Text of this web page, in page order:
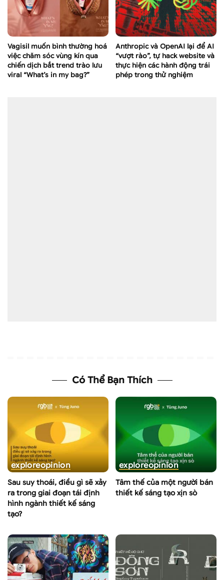
Vagisil muốn bình thường hoá
việc chăm sóc vùng kín qua
chiến dịch bắt trend trào lưu
viral “What’s in my bag?”
Anthropic và OpenAI lại để AI
“vượt rào”, tự hack website và
thực hiện các hành động trái
phép trong thử nghiệm
Có Thể Bạn Thích
exploreopinion
Sau suy thoái, điều gì sẽ xảy
ra trong giai đoạn tái định
hình ngành thiết kế sáng
tạo?
exploreopinion
Tâm thế của một người bán
thiết kế sáng tạo xịn sò